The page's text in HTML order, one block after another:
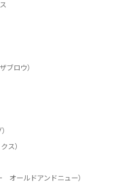
ブロウ）
ス）
オールドアンドニュー）